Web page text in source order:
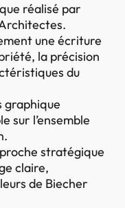
réalisé par
.
une écriture
la précision
du
graphique
sur l’ensemble
stratégique
claire,
de Biecher